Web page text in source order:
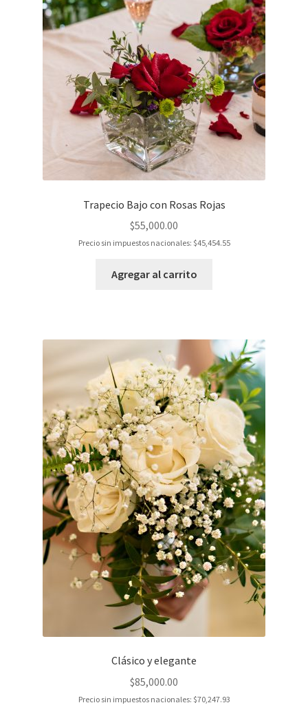
Trapecio Bajo con Rosas Rojas
$55,000.00
Precio sin impuestos nacionales: $45,454.55
Agregar al carrito
Clásico y elegante
$85,000.00
Precio sin impuestos nacionales: $70,247.93